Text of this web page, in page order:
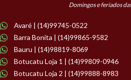
Domingos e feriados
Avaré | (14)99745-0522
Barra Bonita | (14)99865-9582
Bauru | (14)98819-8069
Botucatu Loja 1 | (14)99809-0946
Botucatu Loja 2 | (14)99888-8983